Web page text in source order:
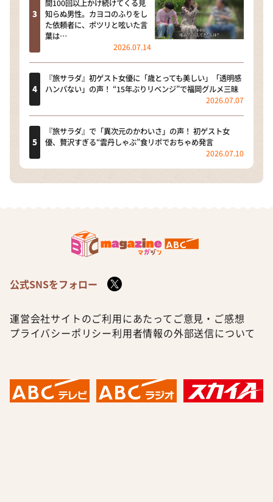
間100回以上かけ続けてくる見
知らぬ男性。カヨコのふりをし
た依頼者に、ポツリと呟いた言
葉は…
2026.07.14
『旅サラダ』初ゲスト女優に「歳とっても美しい」「透明感
ハンパない」の声！ “15年ぶりリベンジ”で福岡グルメ三昧
2026.07.07
『旅サラダ』で「異次元のかわいさ」の声！ 初ゲスト女
優、贅沢すぎる“雲丹しゃぶ”食リポでおちゃめ発言
2026.07.10
公式SNSをフォロー
運営会社サイトのご利用にあたって ご意見・ご感想
プライバシーポリシー利用者情報の外部送信について